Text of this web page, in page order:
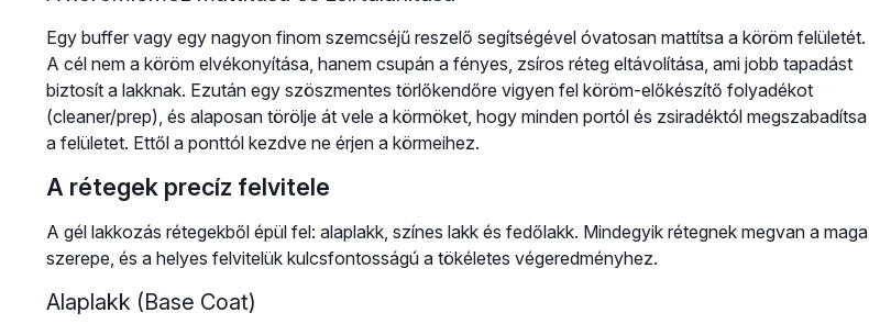
Egy buffer vagy egy nagyon finom szemcséjű reszelő segítségével óvatosan mattítsa a köröm felületét.
A cél nem a köröm elvékonyítása, hanem csupán a fényes, zsíros réteg eltávolítása, ami jobb tapadást
biztosít a lakknak. Ezután egy szöszmentes törlőkendőre vigyen fel köröm-előkészítő folyadékot
(cleaner/prep), és alaposan törölje át vele a körmöket, hogy minden portól és zsiradéktól megszabadítsa
a felületet. Ettől a ponttól kezdve ne érjen a körmeihez.
A rétegek precíz felvitele
A gél lakkozás rétegekből épül fel: alaplakk, színes lakk és fedőlakk. Mindegyik rétegnek megvan a maga
szerepe, és a helyes felvitelük kulcsfontosságú a tökéletes végeredményhez.
Alaplakk (Base Coat)